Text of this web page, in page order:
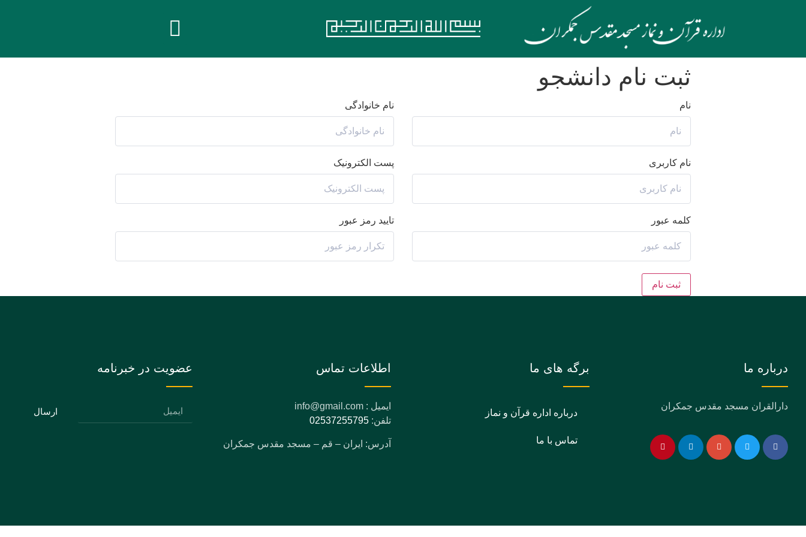
ثبت نام دانشجو
نام نام خانوادگی
نام کاربری پست الکترونیک
کلمه عبور تایید رمز عبور
ثبت نام
درباره ما
دارالقران مسجد مقدس جمکران
برگه های ما
درباره اداره قرآن و نماز
تماس با ما
اطلاعات تماس
ایمیل : info@gmail.com
تلفن: 02537255795
آدرس: ایران – قم – مسجد مقدس جمکران
عضویت در خبرنامه
ارسال